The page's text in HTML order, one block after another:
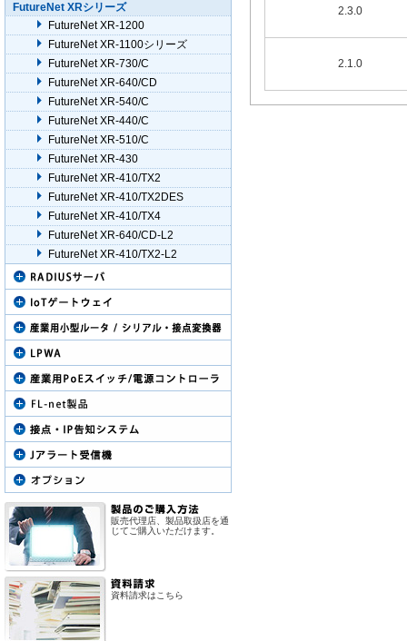
2.3.0
2.1.0
FutureNet XRシリーズ
FutureNet XR-1200
FutureNet XR-1100シリーズ
FutureNet XR-730/C
FutureNet XR-640/CD
FutureNet XR-540/C
FutureNet XR-440/C
FutureNet XR-510/C
FutureNet XR-430
FutureNet XR-410/TX2
FutureNet XR-410/TX2DES
FutureNet XR-410/TX4
FutureNet XR-640/CD-L2
FutureNet XR-410/TX2-L2
販売代理店、製品取扱店を通
じてご購入いただけます。
資料請求はこちら